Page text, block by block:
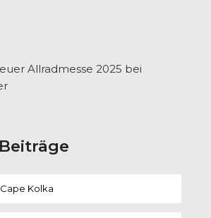
Allradmesse 2025 bei
Kolka